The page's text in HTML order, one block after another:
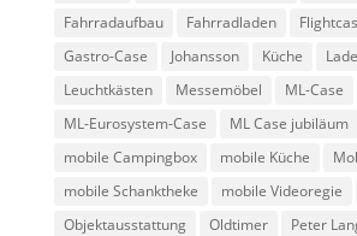
Fahrradaufbau
Fahrradladen
Gastro-Case
Johansson Küche
Leuchtkästen
Messemöbel
ML-Case
ML-Eurosystem-Case
ML Case jubiläum
mobile Campingbox
mobile Küche
mobile Schanktheke
mobile Videoregie
Objektausstattung
Oldtimer
Peter